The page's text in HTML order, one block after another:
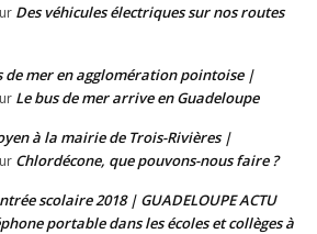
Des véhicules électriques sur nos routes
de mer en agglomération pointoise |
Le bus de mer arrive en Guadeloupe
à la mairie de Trois-Rivières |
Chlordécone, que pouvons-nous faire ?
scolaire 2018 | GUADELOUPE ACTU
portable dans les écoles et collèges à